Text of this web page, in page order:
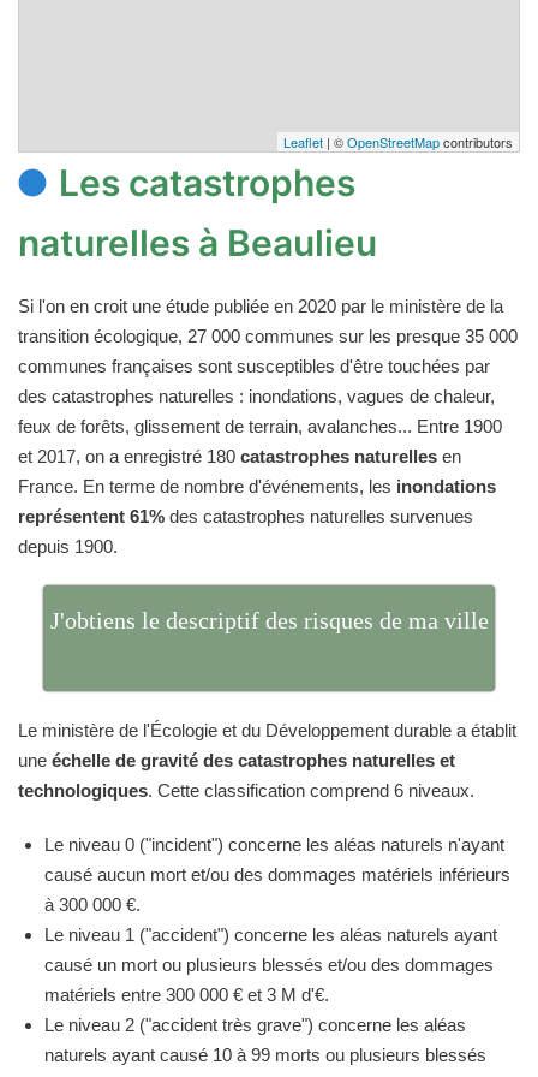
Leaflet | ©OpenStreetMapcontributors
Les catastrophes
naturelles à Beaulieu
Si l'on en croit une étude publiée en 2020 par le ministère de la
transition écologique, 27 000 communes sur les presque 35 000
communes françaises sont susceptibles d'être touchées par
des catastrophes naturelles : inondations, vagues de chaleur,
feux de forêts, glissement de terrain, avalanches... Entre 1900
et 2017, on a enregistré 180 catastrophes naturelles en
France. En terme de nombre d'événements, les inondations
représentent 61% des catastrophes naturelles survenues
depuis 1900.
J'obtiens le descriptif des risques de ma ville
Le ministère de l'Écologie et du Développement durable a établit
une échelle de gravité des catastrophes naturelles et
technologiques. Cette classification comprend 6 niveaux.
Le niveau 0 ("incident") concerne les aléas naturels n'ayant
causé aucun mort et/ou des dommages matériels inférieurs
à 300 000 €.
Le niveau 1 ("accident") concerne les aléas naturels ayant
causé un mort ou plusieurs blessés et/ou des dommages
matériels entre 300 000 € et 3 M d'€.
Le niveau 2 ("accident très grave") concerne les aléas
naturels ayant causé 10 à 99 morts ou plusieurs blessés